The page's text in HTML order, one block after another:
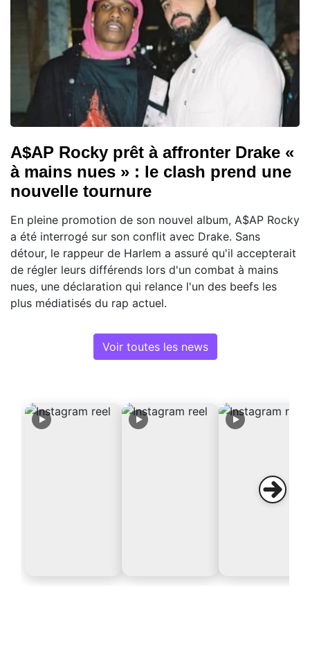
A$AP Rocky prêt à affronter Drake «
à mains nues » : le clash prend une
nouvelle tournure
En pleine promotion de son nouvel album, A$AP Rocky
a été interrogé sur son conflit avec Drake. Sans
détour, le rappeur de Harlem a assuré qu'il accepterait
de régler leurs différends lors d'un combat à mains
nues, une déclaration qui relance l'un des beefs les
plus médiatisés du rap actuel.
Voir toutes les news